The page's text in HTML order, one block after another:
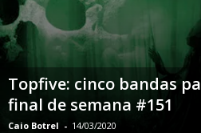
Topfive: cinco bandas
final de semana #151
Caio Botrel - 14/03/2020